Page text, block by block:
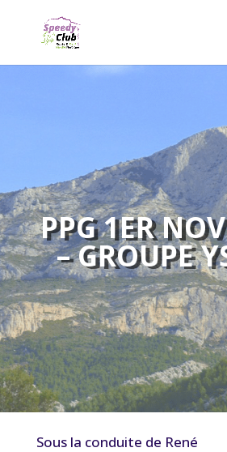
PPG 1ER
– GROUPE
Sous la conduite de René